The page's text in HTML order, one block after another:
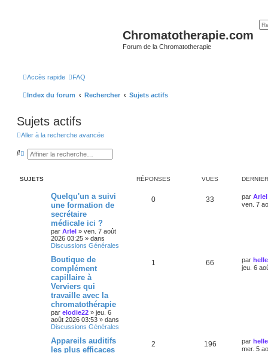
Chromatotherapie.com
Forum de la Chromatotherapie
Accès rapide FAQ
Index du forum Rechercher Sujets actifs
Sujets actifs
Aller à la recherche avancée
R
e
R
e
SUJETS RÉPONSES VUES
Quelqu'un a suivi
une formation de
secrétaire
médicale ici ?
par Arlel » ven. 7 août
2026 03:25 » dans
Discussions Générales
0 33 par Arlel
ven. 7
Boutique de
complément
capillaire à
Verviers qui
travaille avec la
chromatothérapie
par elodie22 » jeu. 6
août 2026 03:53 » dans
Discussions Générales
1 66 par
jeu. 6
Appareils auditifs
les plus efficaces
2 196 par
mer. 5